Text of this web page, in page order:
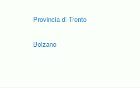
Provincia di Trento
Bolzano